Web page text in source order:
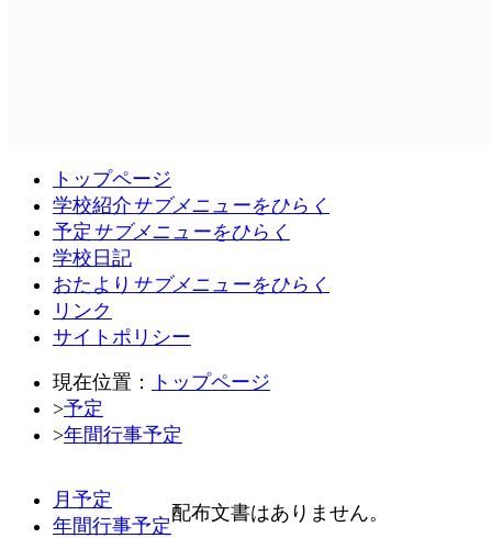
トップページ
学校紹介サブメニューをひらく
予定 サブメニューをひらく
学校日記
おたより サブメニューをひらく
リンク
サイトポリシー
現在位置：
トップページ
>予定
>年間行事予定
月予定
年間行事予定
配布文書はありません。